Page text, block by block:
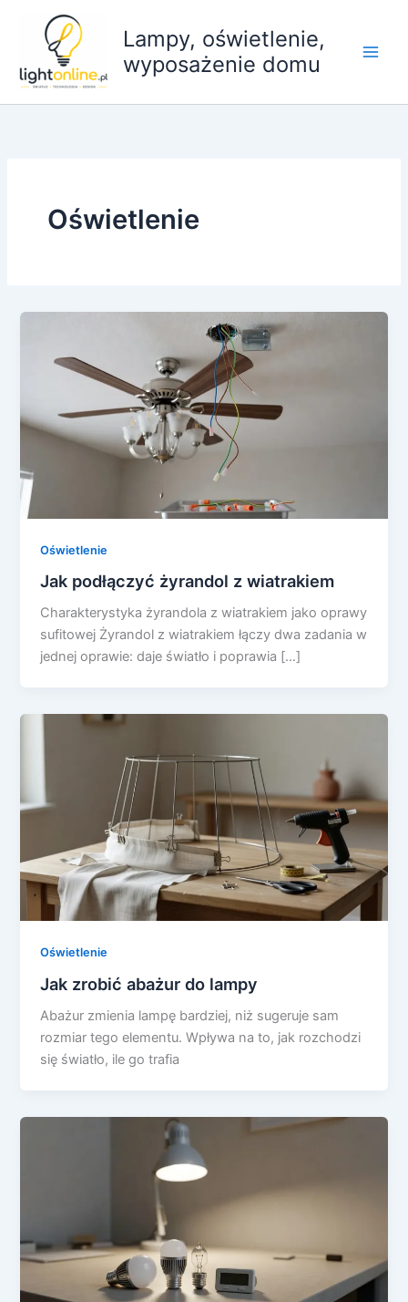
Lampy, oświetlenie,
wyposażenie domu
Oświetlenie
Oświetlenie
Jak podłączyć żyrandol z wiatrakiem
Charakterystyka żyrandola z wiatrakiem jako oprawy
sufitowej Żyrandol z wiatrakiem łączy dwa zadania w
jednej oprawie: daje światło i poprawia […]
Oświetlenie
Jak zrobić abażur do lampy
Abażur zmienia lampę bardziej, niż sugeruje sam
rozmiar tego elementu. Wpływa na to, jak rozchodzi
się światło, ile go trafia